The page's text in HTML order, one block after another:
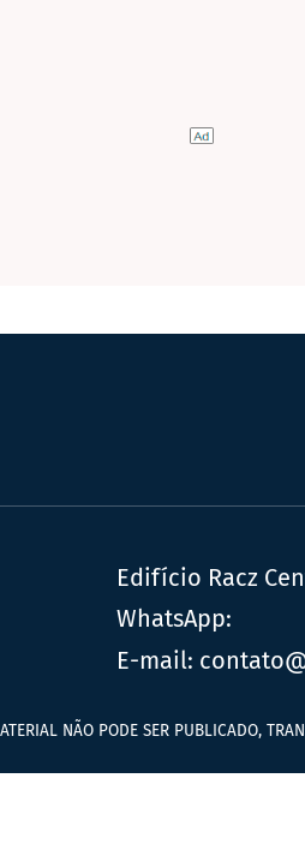
Edifício Racz
WhatsApp:
E-mail:
NÃO PODE SER PUBLICADO,